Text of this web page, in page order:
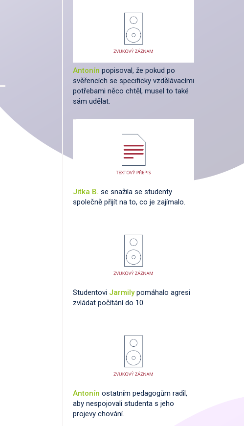
Antonín popisoval, že pokud po
svěřencích se specificky vzdělávacími
potřebami něco chtěl, musel to také
sám udělat.
Jitka B. se snažila se studenty
společně přijít na to, co je zajímalo.
Studentovi Jarmilypomáhalo agresi
zvládat počítání do 10.
Antonín ostatním pedagogům radil,
aby nespojovali studenta s jeho
projevy chování.